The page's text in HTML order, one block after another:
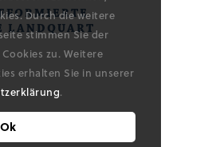
Durch die weitere
stimmen Sie der
zu. Weitere
erhalten Sie in unserer
.
Ok
LANDQUART